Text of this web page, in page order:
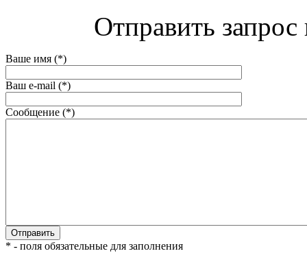
Отправить
Ваше имя (*)
Ваш e-mail (*)
Сообщение (*)
* - поля обязательные для заполнения